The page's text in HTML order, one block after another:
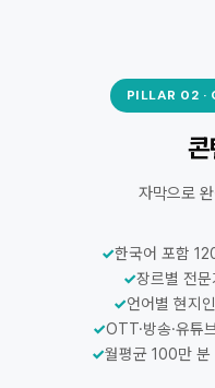
PILLAR 02 ·
자막으로
✓한국어 포함
✓장르별 전
✓언어별 현지
✓OTT·방송·유튜
✓월평균 100만 분